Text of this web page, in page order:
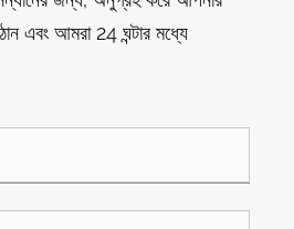
এবং আমরা 24 ঘন্টার মধ্যে